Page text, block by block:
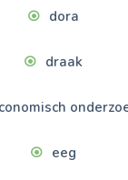
dora
draak
eeg